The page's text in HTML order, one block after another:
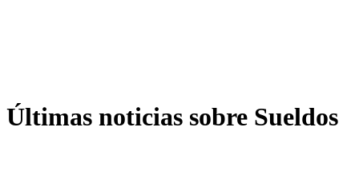
Últimas noticias sobre Sueldos